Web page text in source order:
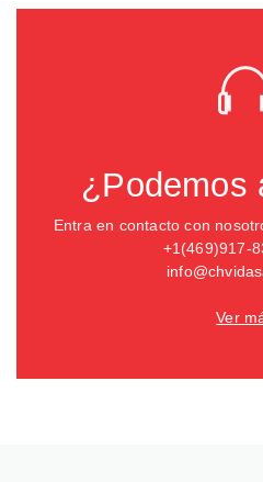
¿Podemos
Entra en contacto con
+1(469)917-
Ver